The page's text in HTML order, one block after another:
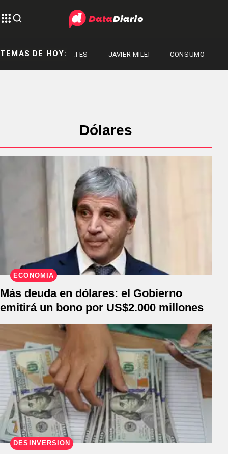
TEMAS DE HOY:
DEPORTES JAVIER MILEI CONSUMO
Dólares
ECONOMIA
Más deuda en dólares: el Gobierno
emitirá un bono por US$2.000 millones
DESINVERSIÓN